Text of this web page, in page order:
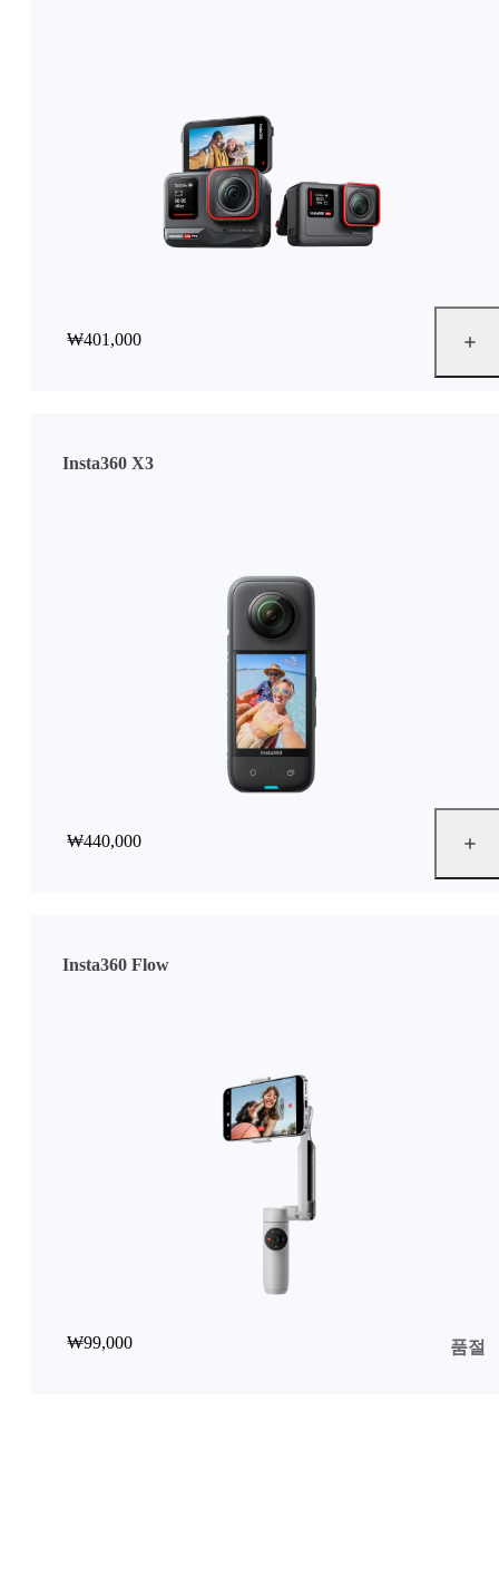
₩401,000
Insta360 X3
₩440,000
Insta360 Flow
₩99,000 품절